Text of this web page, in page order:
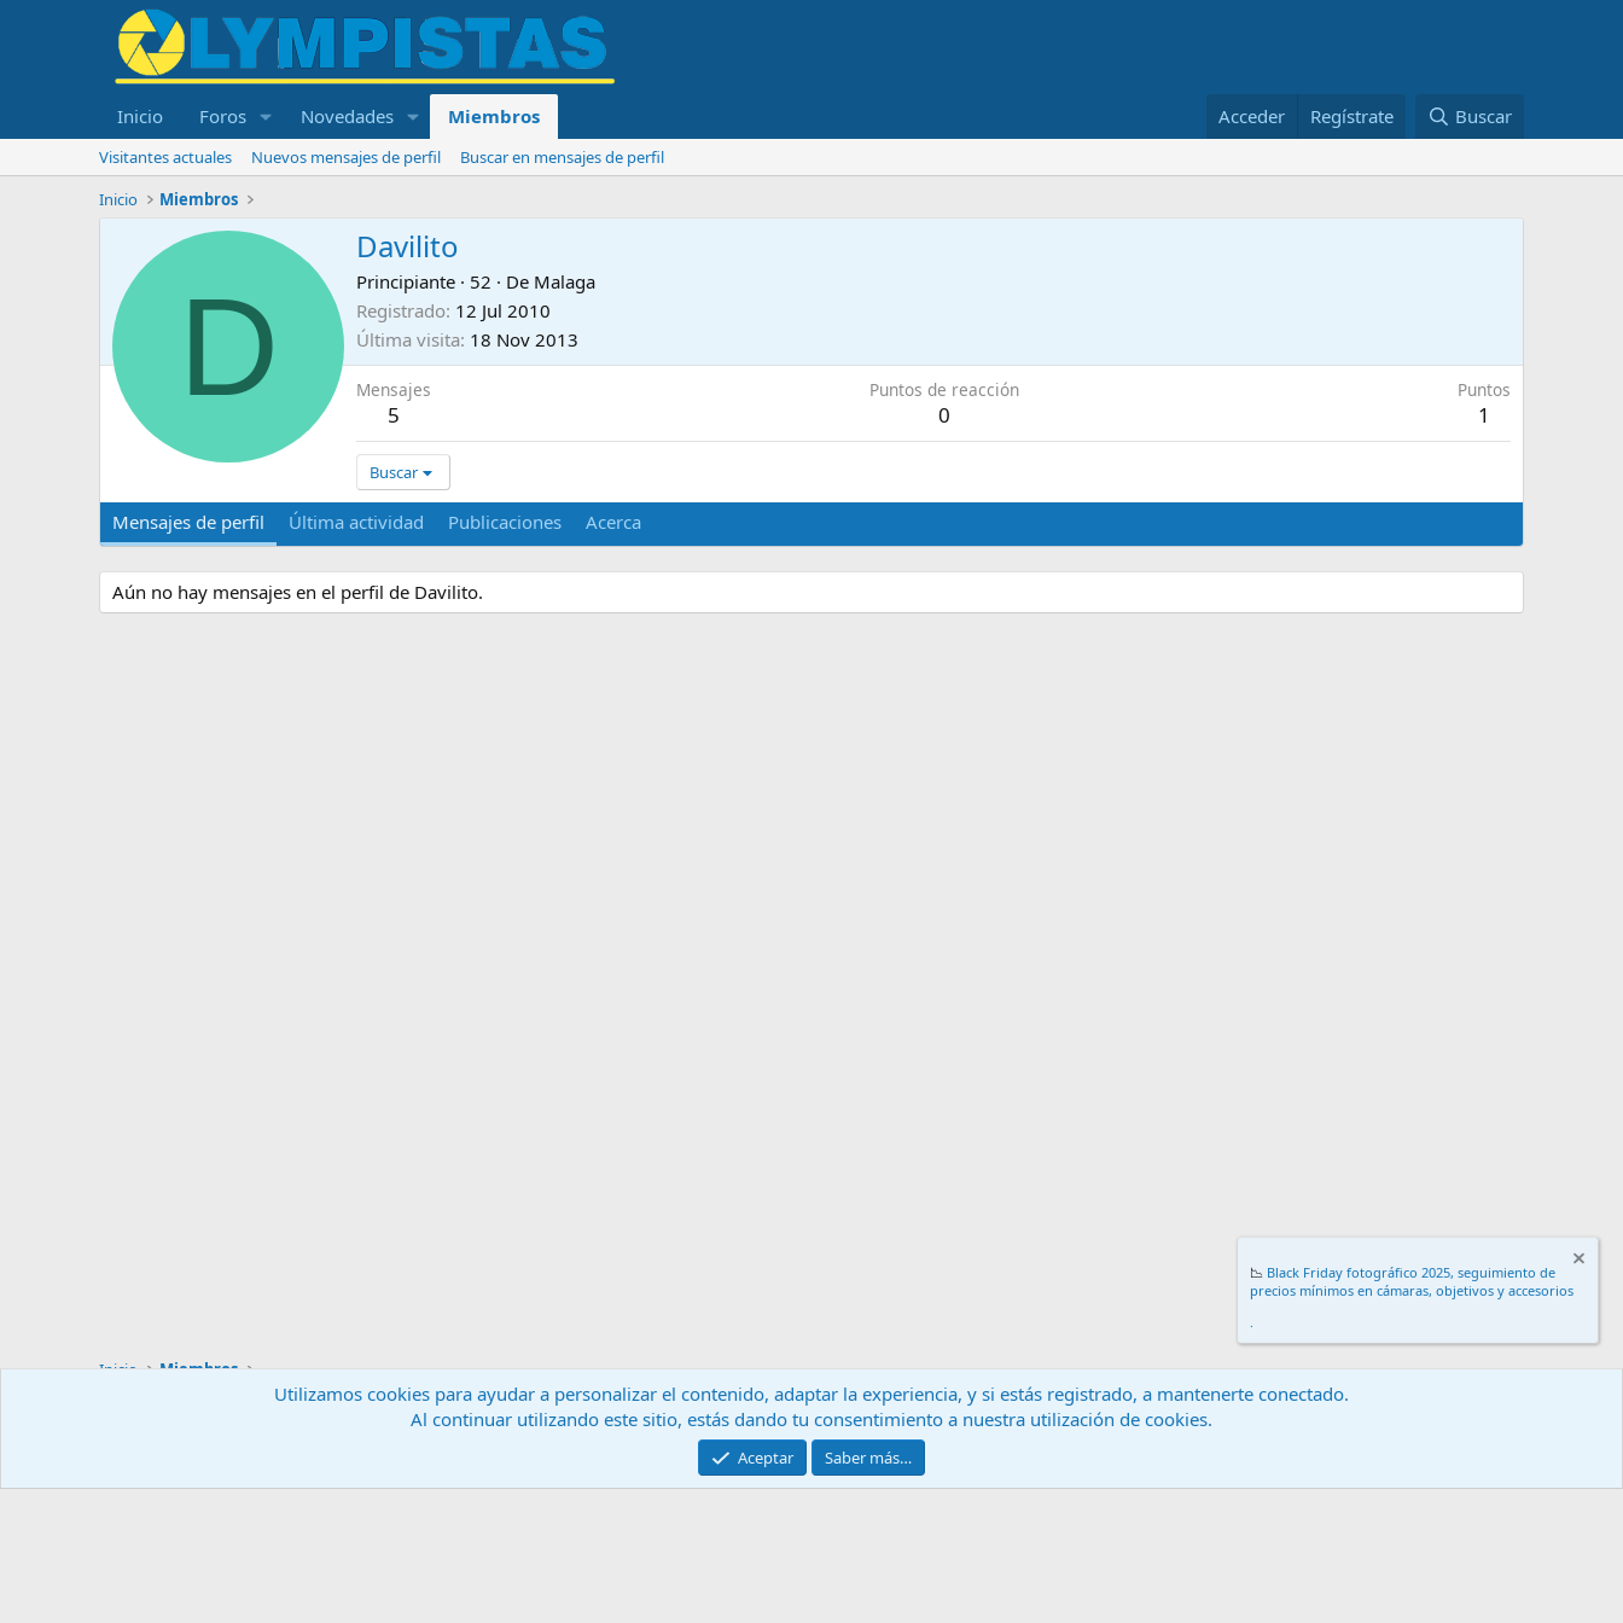
Inicio Foros Novedades Miembros Acceder Regístrate Buscar
Visitantes actuales Nuevos mensajes de perfil
Buscar en mensajes de perfil
Inicio
Miembros
D
Davilito
Principiante · 52 · De Malaga
Registrado 12 Jul 2010
Última visita 18 Nov 2013
Mensajes
5
Puntos de reacción
0
Puntos
1
Buscar
Mensajes de perfil Última actividad Publicaciones Acerca
Aún no hay mensajes en el perfil de Davilito.
Inicio Miembros
Contáctanos Términos y reglas
Community platform by XenForo® © 2010-2024 XenForo Ltd.
📉 Black Friday fotográfico 2025, seguimiento de
precios mínimos en cámaras, objetivos y accesorios
.
Utilizamos cookies para ayudar a personalizar el contenido, adaptar la experiencia, y si estás registrado, a mantenerte conectado.
Al continuar utilizando este sitio, estás dando tu consentimiento a nuestra utilización de cookies.
Aceptar Saber más…